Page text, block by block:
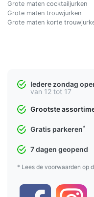
Grote maten cocktailjurken
Grote maten trouwjurken
Grote maten korte
Iedere zondag
van 12 tot 17
Grootste
Gratis parkeren*
7 dagen geopend
* Lees de voorwaarden op